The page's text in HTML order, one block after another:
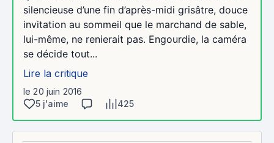
silencieuse d’une fin d’après-midi grisâtre, douce
invitation au sommeil que le marchand de sable,
lui-même, ne renierait pas. Engourdie, la caméra
se décide tout...
Lire la critique
le 20 juin 2016
5 j'aime
425